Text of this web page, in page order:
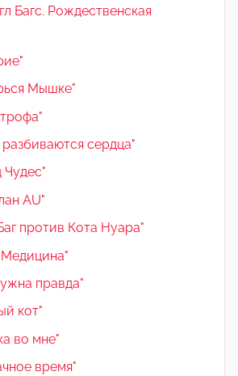
Багс. Рождественская
Мышке"
сердца"
Чудес"
AU"
против Кота Нуара"
правда"
кот"
во мне"
время"